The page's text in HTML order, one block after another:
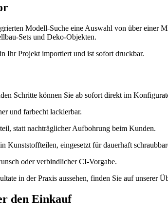
Modell-Suche eine Auswahl von über einer
Sets und Deko-Objekten.
Ihr Projekt importiert und ist sofort druckbar.
Schritte können Sie ab sofort direkt im
und farbecht lackierbar.
statt nachträglicher Aufbohrung beim Kunden.
Kunststoffteilen, eingesetzt für dauerhaft
oder verbindlicher CI-Vorgabe.
in der Praxis aussehen, finden Sie auf unserer
den Einkauf